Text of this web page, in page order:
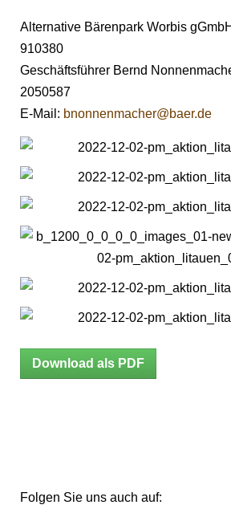
Alternative Bärenpark Worbis
910380
Geschäftsführer Bernd
2050587
E-Mail: bnonnenmacher@baer.de
Download als PDF
Folgen Sie uns auch auf: